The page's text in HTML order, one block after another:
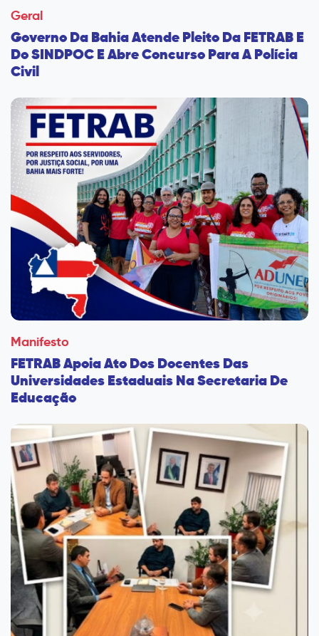
Geral
Governo Da Bahia Atende Pleito Da FETRAB E
Do SINDPOC E Abre Concurso Para A Polícia
Civil
Manifesto
FETRAB Apoia Ato Dos Docentes Das
Universidades Estaduais Na Secretaria De
Educação